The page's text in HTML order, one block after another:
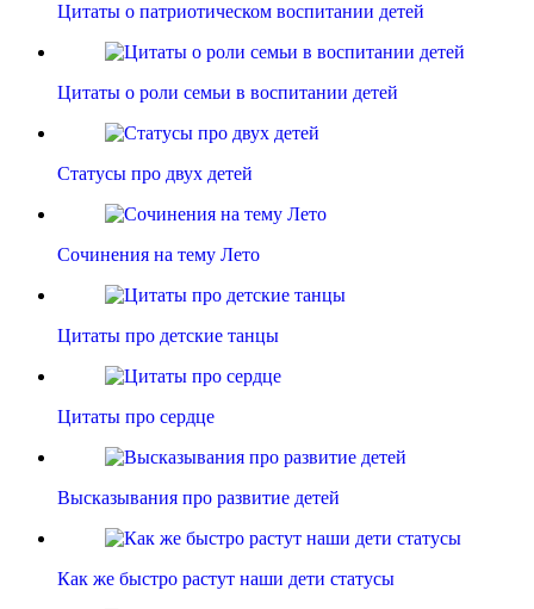
Цитаты о патриотическом воспитании детей
Цитаты о роли семьи в воспитании детей
Статусы про двух детей
Сочинения на тему Лето
Цитаты про детские танцы
Цитаты про сердце
Высказывания про развитие детей
Как же быстро растут наши дети статусы